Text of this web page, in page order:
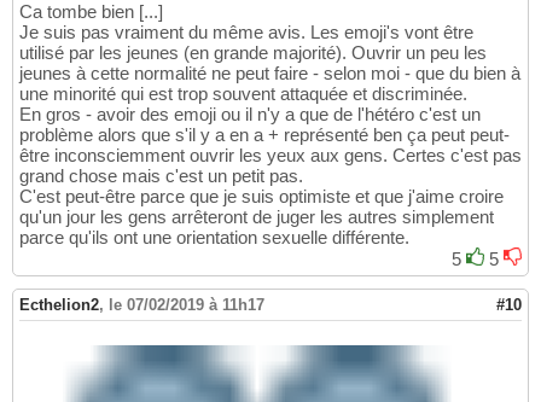
Ca tombe bien [...]
Je suis pas vraiment du même avis. Les emoji's vont être
utilisé par les jeunes (en grande majorité). Ouvrir un peu les
jeunes à cette normalité ne peut faire - selon moi - que du bien à
une minorité qui est trop souvent attaquée et discriminée.
En gros - avoir des emoji ou il n'y a que de l'hétéro c'est un
problème alors que s'il y a en a + représenté ben ça peut peut-
être inconsciemment ouvrir les yeux aux gens. Certes c'est pas
grand chose mais c'est un petit pas.
C'est peut-être parce que je suis optimiste et que j'aime croire
qu'un jour les gens arrêteront de juger les autres simplement
parce qu'ils ont une orientation sexuelle différente.
5
5
Ecthelion2, le 07/02/2019 à 11h17 #10